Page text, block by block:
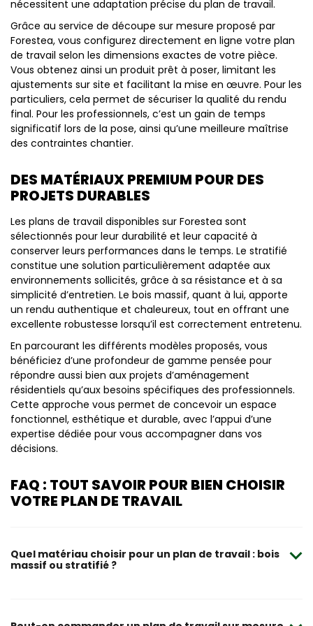
nécessitent une adaptation précise du plan de travail.
Grâce au service de découpe sur mesure proposé par
Forestea, vous configurez directement en ligne votre plan
de travail selon les dimensions exactes de votre pièce.
Vous obtenez ainsi un produit prêt à poser, limitant les
ajustements sur site et facilitant la mise en œuvre. Pour les
particuliers, cela permet de sécuriser la qualité du rendu
final. Pour les professionnels, c’est un gain de temps
significatif lors de la pose, ainsi qu’une meilleure maîtrise
des contraintes chantier.
DES MATÉRIAUX PREMIUM POUR DES
PROJETS DURABLES
Les plans de travail disponibles sur Forestea sont
sélectionnés pour leur durabilité et leur capacité à
conserver leurs performances dans le temps. Le stratifié
constitue une solution particulièrement adaptée aux
environnements sollicités, grâce à sa résistance et à sa
simplicité d’entretien. Le bois massif, quant à lui, apporte
un rendu authentique et chaleureux, tout en offrant une
excellente robustesse lorsqu’il est correctement entretenu.
En parcourant les différents modèles proposés, vous
bénéficiez d’une profondeur de gamme pensée pour
répondre aussi bien aux projets d’aménagement
résidentiels qu’aux besoins spécifiques des professionnels.
Cette approche vous permet de concevoir un espace
fonctionnel, esthétique et durable, avec l’appui d’une
expertise dédiée pour vous accompagner dans vos
décisions.
FAQ : TOUT SAVOIR POUR BIEN CHOISIR
VOTRE PLAN DE TRAVAIL
Quel matériau choisir pour un plan de travail : bois
massif ou stratifié ?
massif est idéal si vous recherchez une esthétique